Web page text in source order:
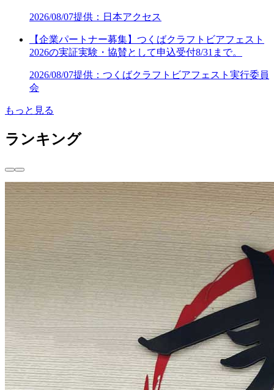
2026/08/07提供：日本アクセス
【企業パートナー募集】つくばクラフトビアフェスト
2026の実証実験・協賛として申込受付8/31まで。
2026/08/07提供：つくばクラフトビアフェスト実行委員
会
もっと見る
ランキング